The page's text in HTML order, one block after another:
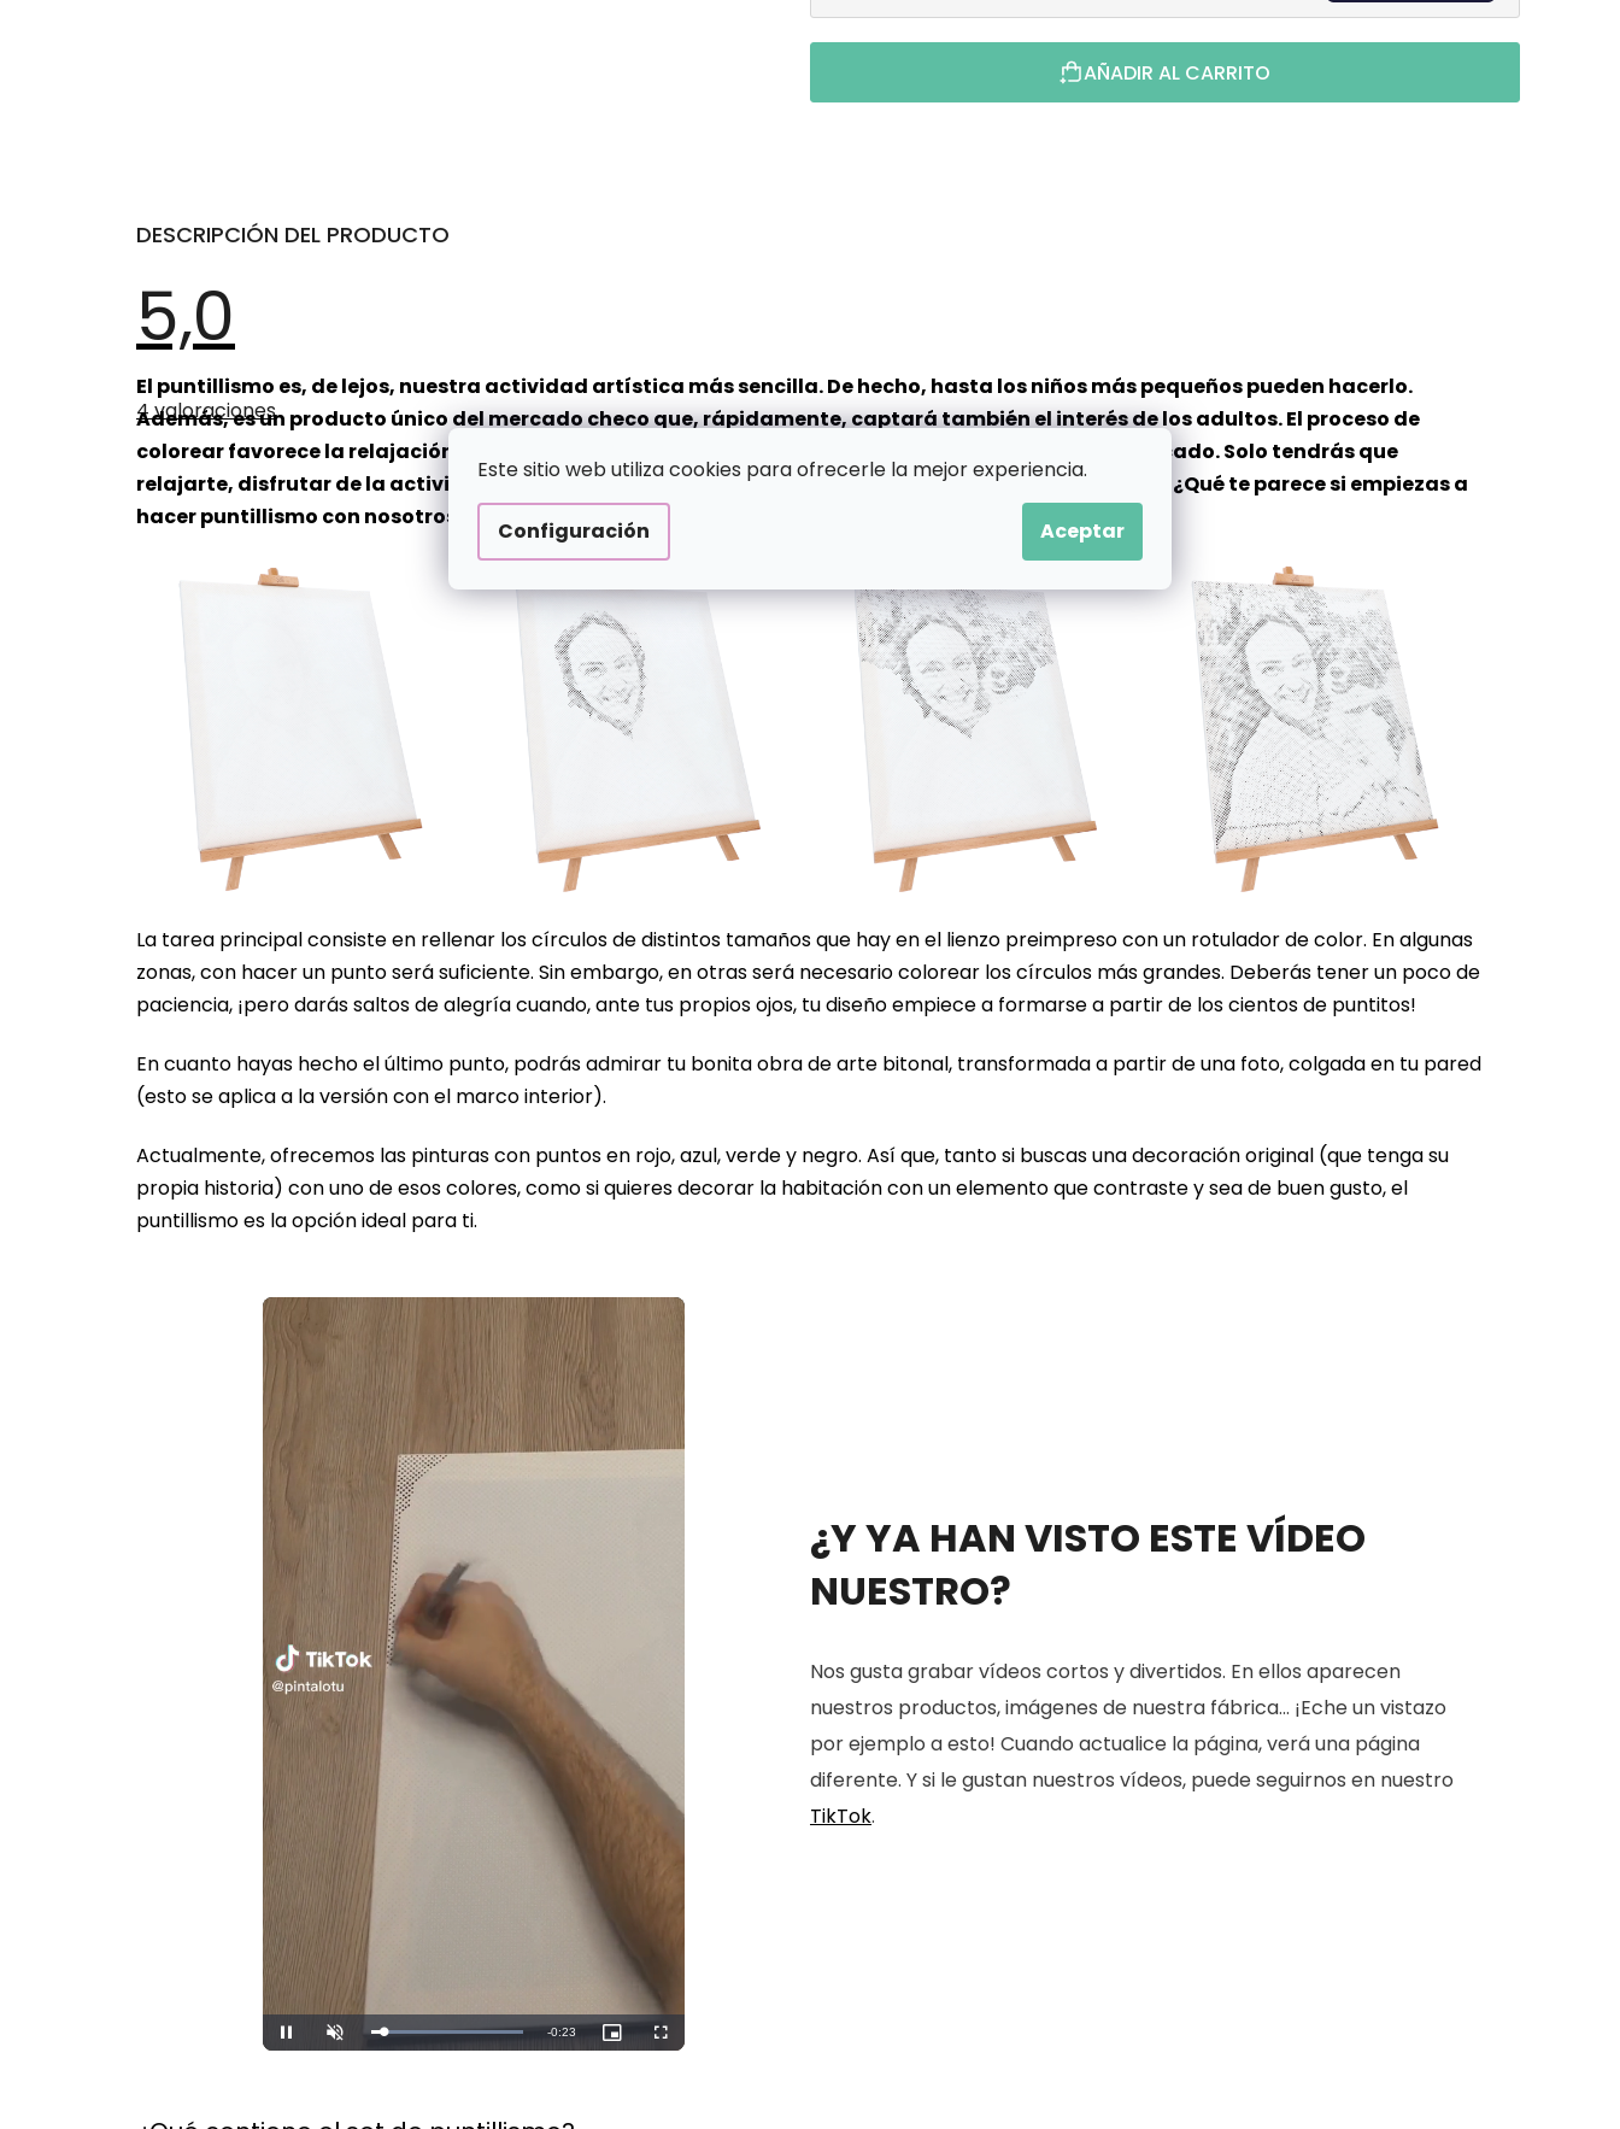
Este sitio web utiliza cookies para ofrecerle la mejor experiencia.
Configuración Aceptar
AÑADIR AL CARRITO
DESCRIPCIÓN DEL PRODUCTO
5,0
La
valoración
media
del
producto
de
5,0
sobre
4 valoraciones
El puntillismo es, de lejos, nuestra actividad artística más sencilla. De hecho, hasta los niños más pequeños pueden hacerlo.
Además, es un producto único del mercado checo que, rápidamente, captará también el interés de los adultos. El proceso de
colorear favorece la relajación total, ya que no tendrás que concentrarte en ningún proceso complicado. Solo tendrás que
relajarte, disfrutar de la actividad y recorrer el lienzo con un rotulador. ¡El resultado merece la pena! ¿Qué te parece si empiezas a
hacer puntillismo con nosotros?
La tarea principal consiste en rellenar los círculos de distintos tamaños que hay en el lienzo preimpreso con un rotulador de color. En algunas
zonas, con hacer un punto será suficiente. Sin embargo, en otras será necesario colorear los círculos más grandes. Deberás tener un poco de
paciencia, ¡pero darás saltos de alegría cuando, ante tus propios ojos, tu diseño empiece a formarse a partir de los cientos de puntitos!
En cuanto hayas hecho el último punto, podrás admirar tu bonita obra de arte bitonal, transformada a partir de una foto, colgada en tu pared
(esto se aplica a la versión con el marco interior).
Actualmente, ofrecemos las pinturas con puntos en rojo, azul, verde y negro. Así que, tanto si buscas una decoración original (que tenga su
propia historia) con uno de esos colores, como si quieres decorar la habitación con un elemento que contraste y sea de buen gusto, el
puntillismo es la opción ideal para ti.
Unmute Loaded:
100.00%
¿Y YA HAN VISTO ESTE VÍDEO
NUESTRO?
Nos gusta grabar vídeos cortos y divertidos. En ellos aparecen
nuestros productos, imágenes de nuestra fábrica... ¡Eche un vistazo
por ejemplo a esto! Cuando actualice la página, verá una página
diferente. Y si le gustan nuestros vídeos, puede seguirnos en nuestro
TikTok.